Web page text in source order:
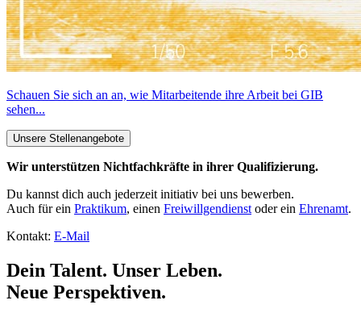
Schauen Sie sich an an, wie Mitarbeitende ihre Arbeit bei GIB
sehen...
Unsere Stellenangebote
Wir unterstützen Nichtfachkräfte in ihrer Qualifizierung.
Du kannst dich auch jederzeit initiativ bei uns bewerben.
Auch für ein Praktikum, einen Freiwillgendienst oder ein Ehrenamt.
Kontakt: E-Mail
Dein Talent. Unser Leben.
Neue Perspektiven.